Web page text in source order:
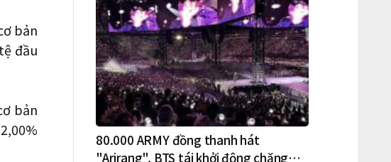
bản
đầu
bản
80.000 ARMY đồng thanh hát
"Arirang", BTS tái khởi động chặng